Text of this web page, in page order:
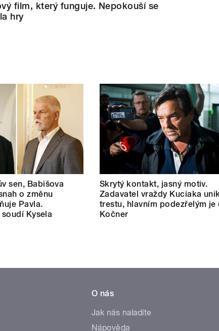
film, který funguje. Nepokouší se
hry
sen, Babišova
o změnu
Pavla.
soudí Kysela
Skrytý kontakt, jasný motiv.
Zadavatel vraždy Kuciaka
trestu, hlavním podezřelým je
Kočner
O nás
Jak nás naladíte
Nápověda